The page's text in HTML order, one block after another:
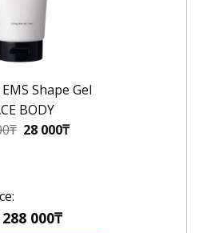
Shape Gel
BODY
₸ Первоначальная
000₸.
28 000₸Текущая
288 000₸